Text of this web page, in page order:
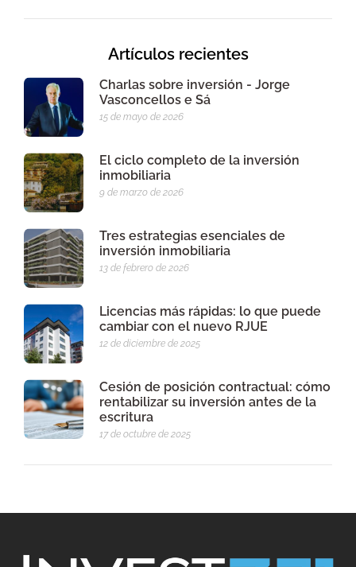
Artículos recientes
Charlas sobre inversión - Jorge
Vasconcellos e Sá
15 de mayo de 2026
El ciclo completo de la inversión
inmobiliaria
9 de marzo de 2026
Tres estrategias esenciales de
inversión inmobiliaria
13 de febrero de 2026
Licencias más rápidas: lo que puede
cambiar con el nuevo RJUE
12 de diciembre de 2025
Cesión de posición contractual: cómo
rentabilizar su inversión antes de la
escritura
17 de octubre de 2025